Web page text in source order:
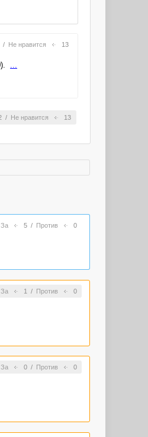
/ Не нравится 13
...
/ Не нравится 13
За 5/ Против 0
За 1 / Против 0
За 0/ Против 0